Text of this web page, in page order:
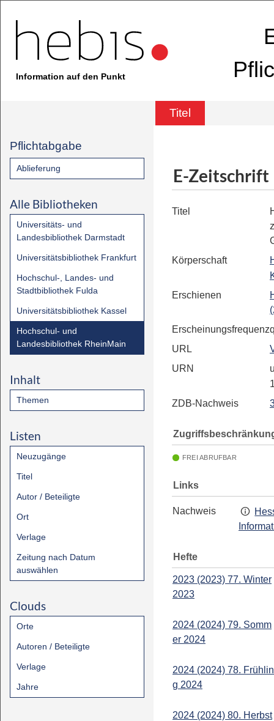
Information auf den Punkt
Titel
Pflichtabgabe
Ablieferung
Alle Bibliotheken
Universitäts- und
Landesbibliothek Darmstadt
Universitätsbibliothek Frankfurt
Hochschul-, Landes- und
Stadtbibliothek Fulda
Universitätsbibliothek Kassel
Hochschul- und
Landesbibliothek RheinMain
Inhalt
Themen
Listen
Neuzugänge
Titel
Autor / Beteiligte
Ort
Verlage
Zeitung nach Datum
auswählen
Clouds
Orte
Autoren / Beteiligte
Verlage
Jahre
E-Zeitschrift
Titel
Körperschaft
Erschienen
Erscheinungsfrequenz
URL
URN
ZDB-Nachweis
FREI ABRUFBAR
Links
Nachweis
Hefte
2023 (2023) 77. Winter
2023
2024 (2024) 79. Somm
er 2024
2024 (2024) 78. Frühlin
g 2024
2024 (2024) 80. Herbst